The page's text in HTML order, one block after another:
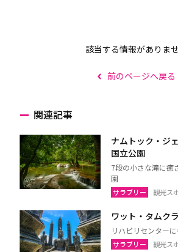
該当する情報がありま
前のページへ戻る
関連記事
ナムトック・ジ
国立公園
7段の小さな滝に癒
園
サラブリー 観光ス
ワット・タムク
リハビリセンター
サラブリー 観光ス